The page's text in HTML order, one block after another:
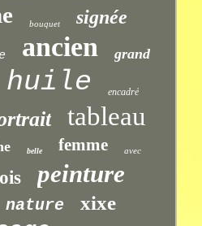
bouquet signée
ancien grand
huile encadré
tableau
belle femme avec
peinture
nature xixe